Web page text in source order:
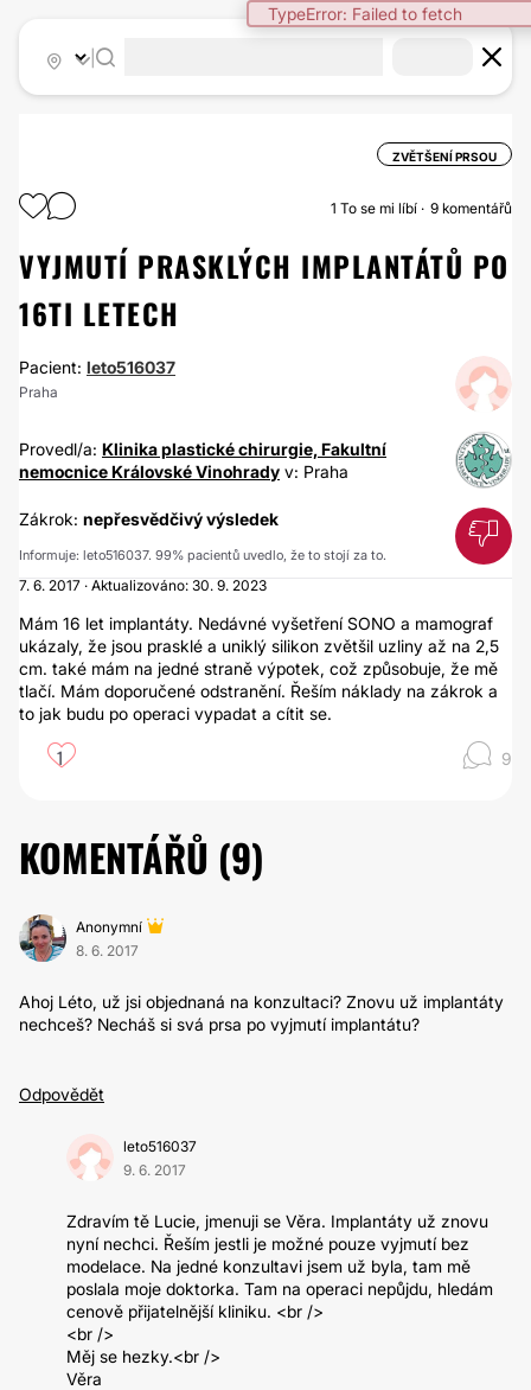
TypeError: Failed to fetch
ZVĚTŠENÍ PRSOU
1 To se mi líbí 9 komentářů
VYJMUTÍ PRASKLÝCH IMPLANTÁTŮ PO
16TI LETECH
Pacient: leto516037
Praha
Provedl/a: Klinika plastické chirurgie, Fakultní
nemocnice Královské Vinohrady v: Praha
Zákrok: nepřesvědčivý výsledek
Informuje: leto516037. 99% pacientů uvedlo, že to stojí za to.
7. 6. 2017 · Aktualizováno: 30. 9. 2023
Mám 16 let implantáty. Nedávné vyšetření SONO a mamograf
ukázaly, že jsou prasklé a uniklý silikon zvětšil uzliny až na 2,5
cm. také mám na jedné straně výpotek, což způsobuje, že mě
tlačí. Mám doporučené odstranění. Řeším náklady na zákrok a
to jak budu po operaci vypadat a cítit se.
1 9
KOMENTÁŘŮ (9)
Anonymní
8. 6. 2017
Ahoj Léto, už jsi objednaná na konzultaci? Znovu už implantáty
nechceš? Necháš si svá prsa po vyjmutí implantátu?
Odpovědět
leto516037
9. 6. 2017
Zdravím tě Lucie, jmenuji se Věra. Implantáty už znovu
nyní nechci. Řeším jestli je možné pouze vyjmutí bez
modelace. Na jedné konzultavi jsem už byla, tam mě
poslala moje doktorka. Tam na operaci nepůjdu, hledám
cenově přijatelnější kliniku. <br />
<br />
Měj se hezky.<br />
Věra